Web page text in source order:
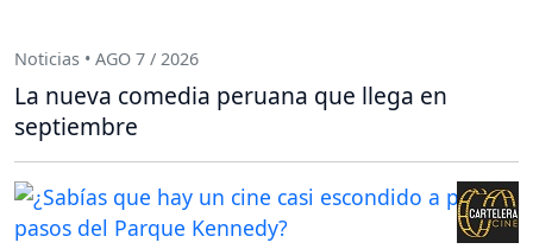
Noticias • AGO 7 / 2026
La nueva comedia peruana que llega en
septiembre